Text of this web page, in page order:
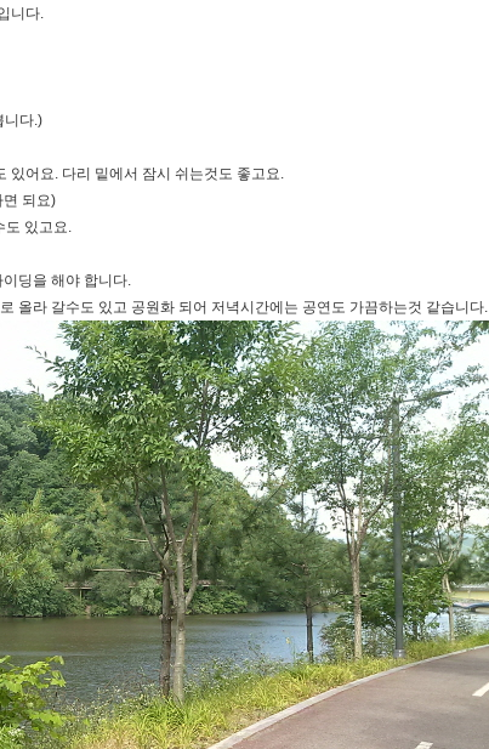
니다.
니다.)
있어요. 다리 밑에서 잠시 쉬는것도 좋고요.
되요)​
도 있고요.
딩을 해야 합니다.
올라 갈수도 있고 공원화 되어 저녁시간에는 공연도 가끔하는것 같습니다.